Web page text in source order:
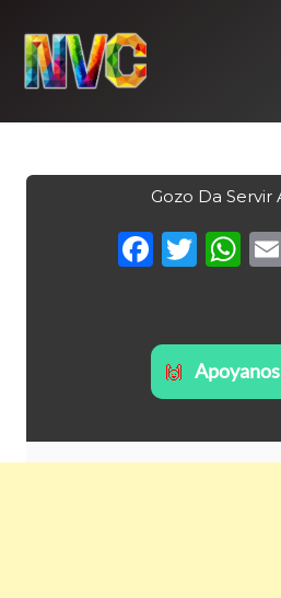
content
Gozo Da Servir